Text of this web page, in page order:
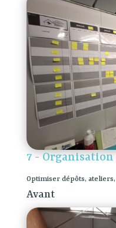
7 - Organisation
Optimiser dépôts,
Avant